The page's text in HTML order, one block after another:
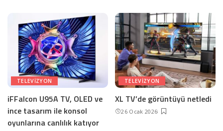
TELEVIZYON
iFFalcon U95A TV, OLED ve
ince tasarım ile konsol
oyunlarına canlılık katıyor
TELEVIZYON
XL TV’de görüntüyü netledi
26 Ocak 2026